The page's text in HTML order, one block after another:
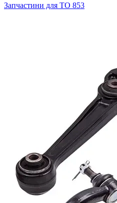
Запчастини для ТО 853